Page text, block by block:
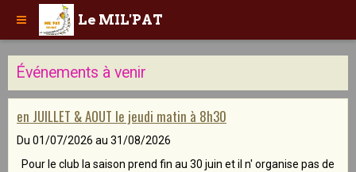
Le MIL'PAT
Événements à venir
en JUILLET & AOUT le jeudi matin à 8h30
Du 01/07/2026 au 31/08/2026
Pour le club la saison prend fin au 30 juin et il n' organise pas de